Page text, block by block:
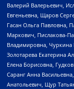
Валерий Валерьевич,
Евгеньевна, Щаров
Гасан Ольга Павловна,
Маркович, Пислакова-
Владимировна, Чуркина
Золотарева Екатерина
Елена Борисовна,
Саранг Анна
Анатольевич, Щур